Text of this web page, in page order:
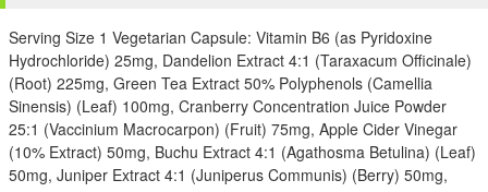
Serving Size 1 Vegetarian Capsule: Vitamin B6 (as Pyridoxine
Hydrochloride) 25mg, Dandelion Extract 4:1 (Taraxacum Officinale)
(Root) 225mg, Green Tea Extract 50% Polyphenols (Camellia
Sinensis) (Leaf) 100mg, Cranberry Concentration Juice Powder
25:1 (Vaccinium Macrocarpon) (Fruit) 75mg, Apple Cider Vinegar
(10% Extract) 50mg, Buchu Extract 4:1 (Agathosma Betulina) (Leaf)
50mg, Juniper Extract 4:1 (Juniperus Communis) (Berry) 50mg,